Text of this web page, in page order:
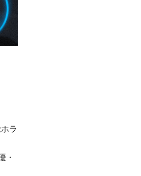
ラ
・